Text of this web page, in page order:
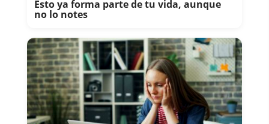
Esto ya forma parte de tu vida, aunque
no lo notes